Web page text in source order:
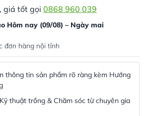
giá tốt gọi 0868 960 039
Hôm nay (09/08) – Ngày mai
đơn hàng nội tỉnh
thông tin sản phẩm rõ ràng kèm Hướng
thuật trồng & Chăm sóc từ chuyên gia